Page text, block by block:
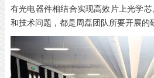
有光电器件相结合实现高效片上光学
和技术问题，都是周磊团队所要开展的